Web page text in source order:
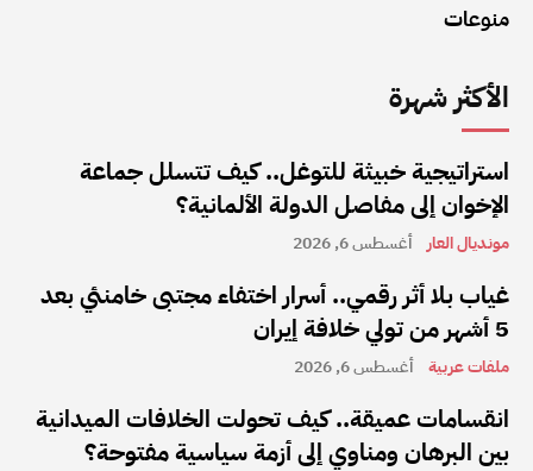
منوعات
الأكثر شهرة
استراتيجية خبيثة للتوغل.. كيف تتسلل جماعة
الإخوان إلى مفاصل الدولة الألمانية؟
مونديال العار أغسطس 6, 2026
غياب بلا أثر رقمي.. أسرار اختفاء مجتبى خامنئي بعد
5 أشهر من تولي خلافة إيران
ملفات عربية أغسطس 6, 2026
انقسامات عميقة.. كيف تحولت الخلافات الميدانية
بين البرهان ومناوي إلى أزمة سياسية مفتوحة؟